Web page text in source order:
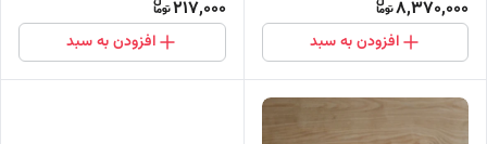
8,370,000
افزودن به سبد
217,000
افزودن به سبد